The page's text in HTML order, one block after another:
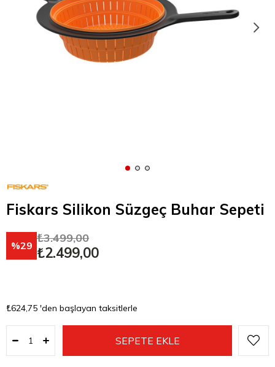
Fiskars Silikon Süzgeç Buhar Sepeti
29
₺3.499,00
₺2.499,00
₺624,75 'den başlayan taksitlerle